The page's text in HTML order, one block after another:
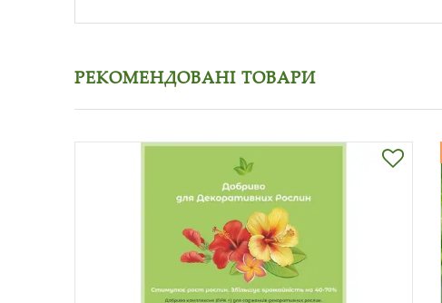
РЕКОМЕНДОВАНІ ТОВАРИ